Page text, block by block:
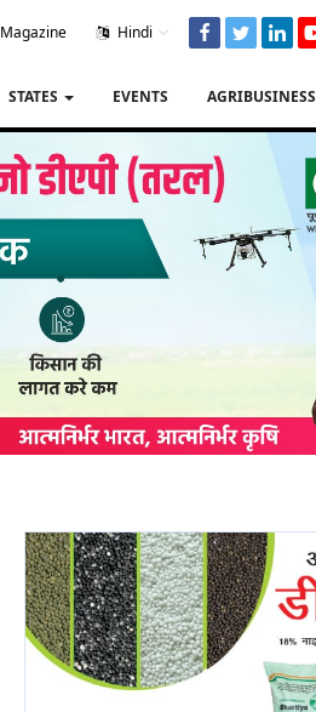
Magazine Hindi
STATES EVENTS AGRIBUSINESS